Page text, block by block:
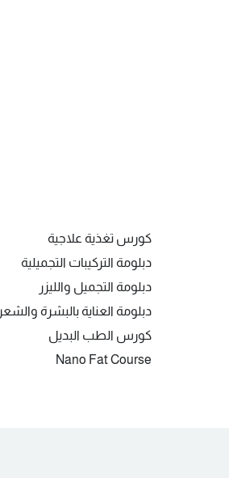
كورس تغذية علاجية
دبلومة التركيبات التجميلية
دبلومة التجميل والليزر
دبلومة العناية بالبشرة والشعر
كورس الطب البديل
Nano Fat Course